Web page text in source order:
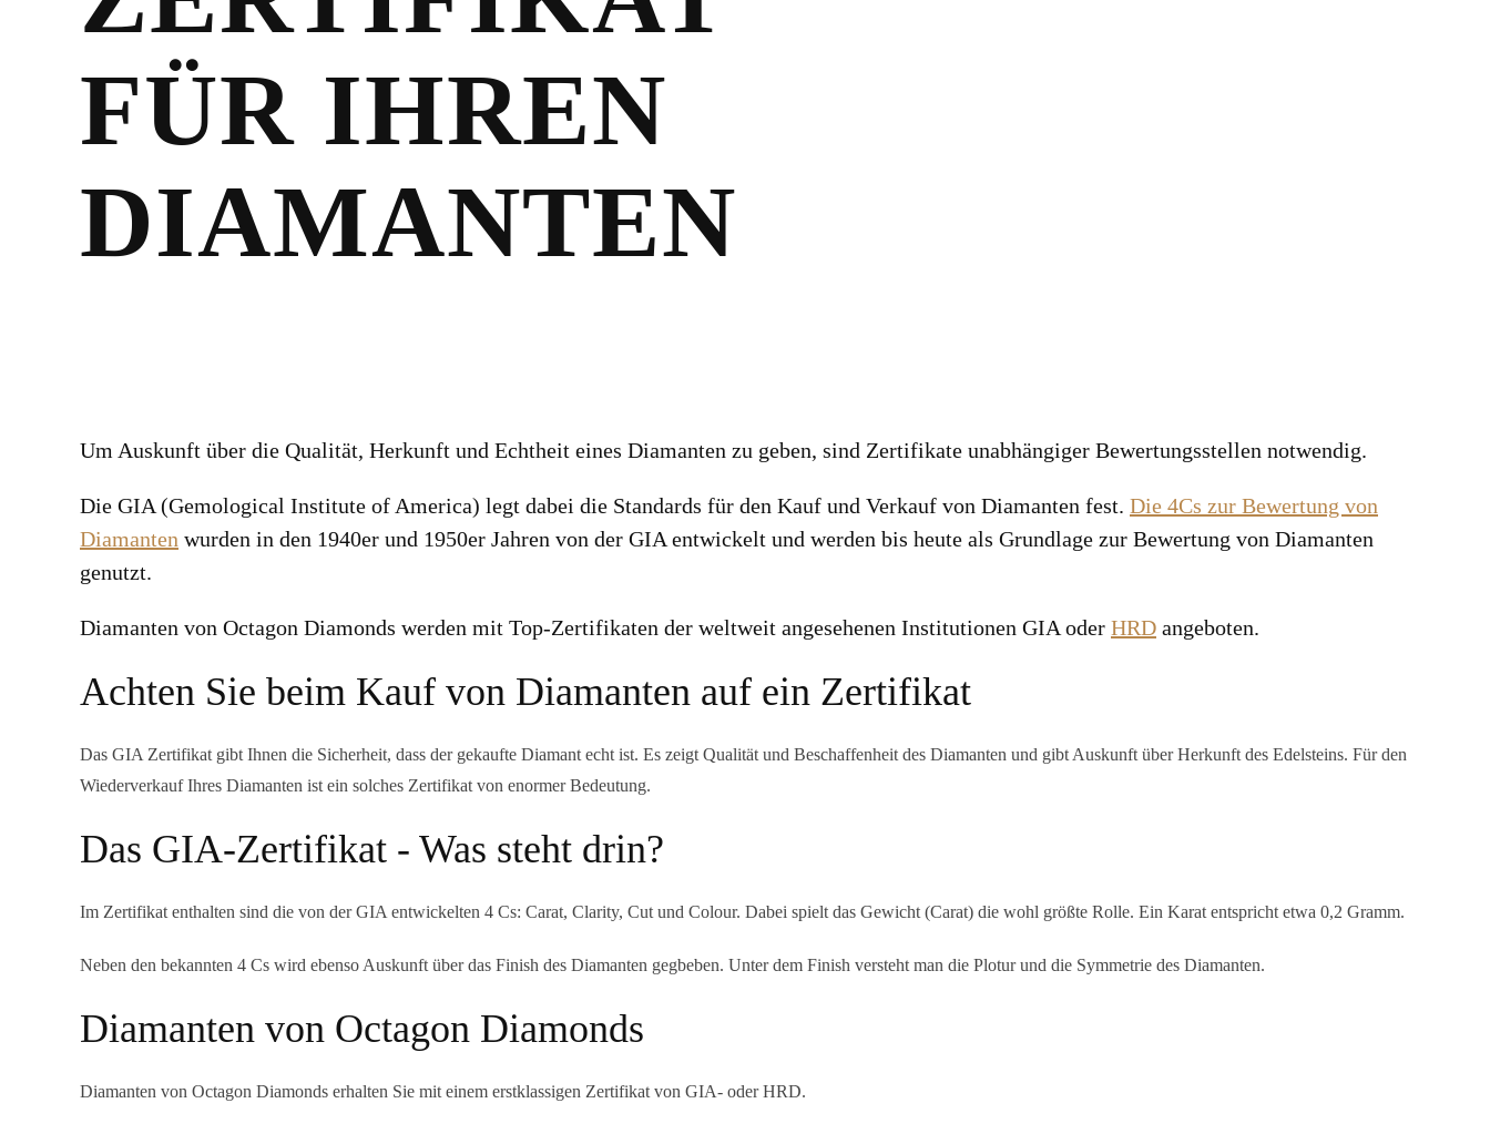
FÜR IHREN
DIAMANTEN
Um Auskunft über die Qualität, Herkunft und Echtheit eines Diamanten zu geben, sind Zertifikate unabhängiger Bewertungsstellen notwendig.
Die GIA (Gemological Institute of America) legt dabei die Standards für den Kauf und Verkauf von Diamanten fest. Die 4Cs zur Bewertung von
Diamanten wurden in den 1940er und 1950er Jahren von der GIA entwickelt und werden bis heute als Grundlage zur Bewertung von Diamanten
genutzt.
Diamanten von Octagon Diamonds werden mit Top-Zertifikaten der weltweit angesehenen Institutionen GIA oder HRD angeboten.
Achten Sie beim Kauf von Diamanten auf ein Zertifikat
Das GIA Zertifikat gibt Ihnen die Sicherheit, dass der gekaufte Diamant echt ist. Es zeigt Qualität und Beschaffenheit des Diamanten und gibt Auskunft über Herkunft des Edelsteins. Für den
Wiederverkauf Ihres Diamanten ist ein solches Zertifikat von enormer Bedeutung.
Das GIA-Zertifikat - Was steht drin?
Im Zertifikat enthalten sind die von der GIA entwickelten 4 Cs: Carat, Clarity, Cut und Colour. Dabei spielt das Gewicht (Carat) die wohl größte Rolle. Ein Karat entspricht etwa 0,2 Gramm.
Neben den bekannten 4 Cs wird ebenso Auskunft über das Finish des Diamanten gegbeben. Unter dem Finish versteht man die Plotur und die Symmetrie des Diamanten.
Diamanten von Octagon Diamonds
Diamanten von Octagon Diamonds erhalten Sie mit einem erstklassigen Zertifikat von GIA- oder HRD.